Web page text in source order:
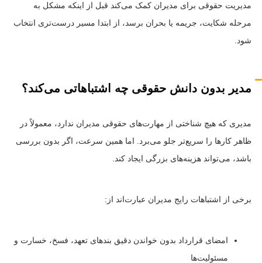
مدیریت حقوقی برای مدیران کمک می‌کند قبل از اینکه مشکل به
مرحله شکایت، جریمه یا بحران برسد، از ابتدا مسیر درست‌تری انتخاب
شود.
مدیر بدون دانش حقوقی چه اشتباهاتی می‌کند؟
مدیری که هیچ شناختی از مهارت‌های حقوقی مدیران ندارد، معمولاً در
ظاهر کارها را سریع‌تر جلو می‌برد. اما همین سرعت، اگر بدون بررسی
باشد، می‌تواند هزینه‌های بزرگی ایجاد کند.
برخی از اشتباهات رایج مدیران عبارت‌اند از:
امضای قرارداد بدون خواندن دقیق بندهای تعهد، فسخ، خسارت و
مسئولیت‌ها